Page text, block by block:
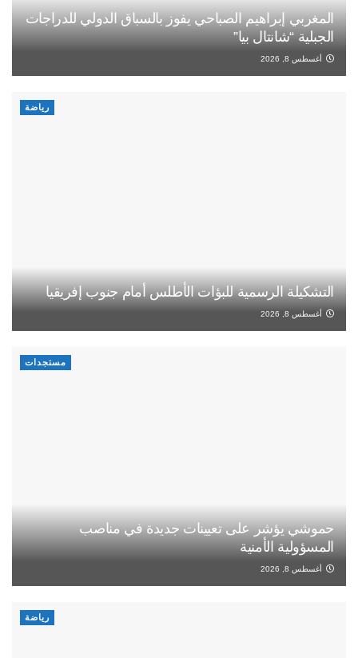
المغربي إبراهيم الصباحي يفوز بالسباق الدولي للدراجات
الجبلية “شانتال بيا”
أغسطس 8, 2026
رياضة
التشكيلة الرسمية للبؤات الأطلس أمام جنوب إفريقيا
أغسطس 8, 2026
مستجدات
حموشي يؤشر على تعيينات جديدة في مناصب
المسؤولية الأمنية
أغسطس 8, 2026
رياضة